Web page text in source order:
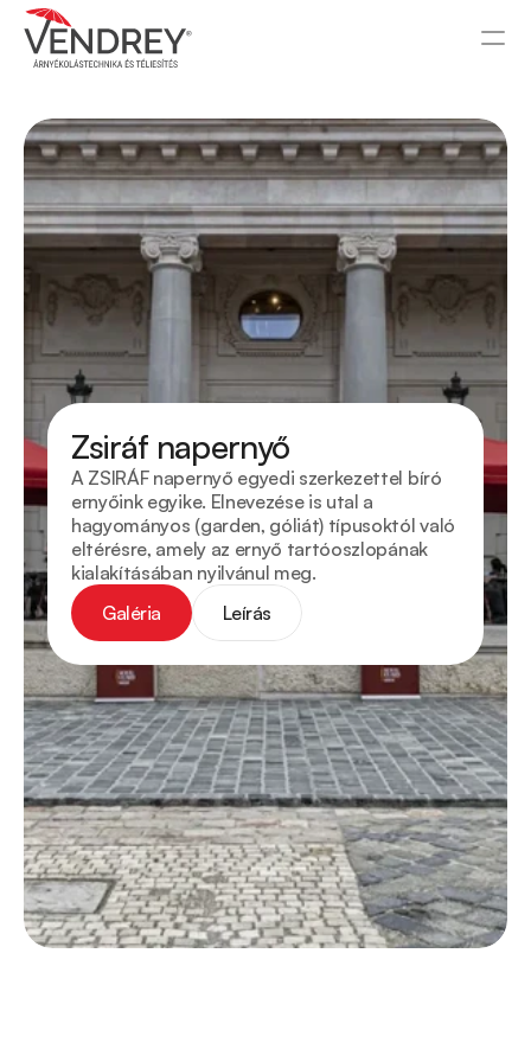
Zsiráf napernyő
A ZSIRÁF napernyő egyedi szerkezettel bíró
ernyőink egyike. Elnevezése is utal a
hagyományos (garden, góliát) típusoktól való
eltérésre, amely az ernyő tartóoszlopának
kialakításában nyilvánul meg.
Galéria
Galéria
Leírás
Leírás